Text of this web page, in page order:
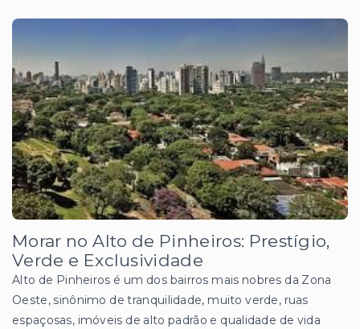
Morar no Alto de Pinheiros: Prestígio,
Verde e Exclusividade
Alto de Pinheiros é um dos bairros mais nobres da Zona
Oeste, sinônimo de tranquilidade, muito verde, ruas
espaçosas, imóveis de alto padrão e qualidade de vida